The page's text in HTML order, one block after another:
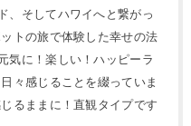
、そしてハワイへと繋がっ
トの旅で体験した幸せの法
気に！楽しい！ハッピーラ
々感じることを綴っていま
るままに！直観タイプです